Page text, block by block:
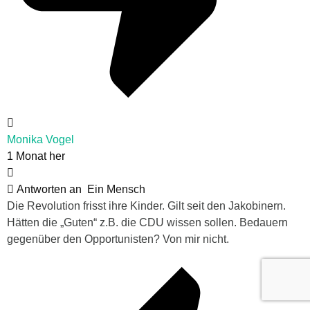
Monika Vogel
1 Monat her
Antworten an
Ein Mensch
Die Revolution frisst ihre Kinder. Gilt seit den Jakobinern.
Hätten die „Guten“ z.B. die CDU wissen sollen. Bedauern
gegenüber den Opportunisten? Von mir nicht.